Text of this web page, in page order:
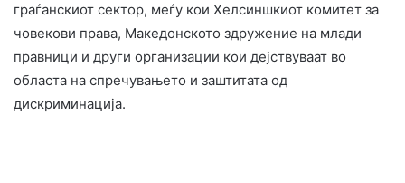
граѓанскиот сектор, меѓу кои Хелсиншкиот комитет за
човекови права, Македонското здружение на млади
правници и други организации кои дејствуваат во
областа на спречувањето и заштитата од
дискриминација.